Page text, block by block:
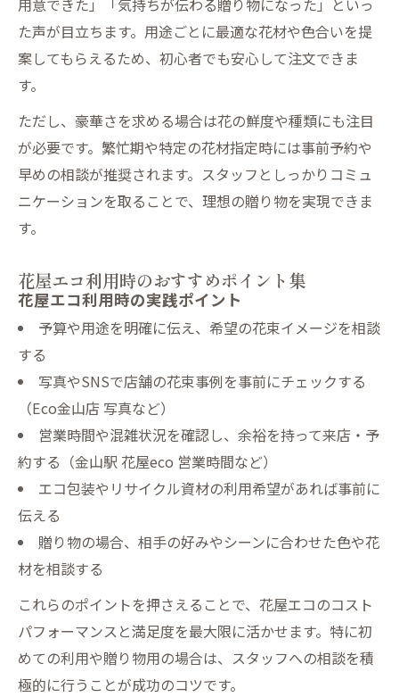
用意できた」「気持ちが伝わる贈り物になった」といっ
た声が目立ちます。用途ごとに最適な花材や色合いを提
案してもらえるため、初心者でも安心して注文できま
す。
ただし、豪華さを求める場合は花の鮮度や種類にも注目
が必要です。繁忙期や特定の花材指定時には事前予約や
早めの相談が推奨されます。スタッフとしっかりコミュ
ニケーションを取ることで、理想の贈り物を実現できま
す。
花屋エコ利用時のおすすめポイント集
花屋エコ利用時の実践ポイント
予算や用途を明確に伝え、希望の花束イメージを相談
する
写真やSNSで店舗の花束事例を事前にチェックする
（Eco金山店 写真など）
営業時間や混雑状況を確認し、余裕を持って来店・予
約する（金山駅 花屋eco 営業時間など）
エコ包装やリサイクル資材の利用希望があれば事前に
伝える
贈り物の場合、相手の好みやシーンに合わせた色や花
材を相談する
これらのポイントを押さえることで、花屋エコのコスト
パフォーマンスと満足度を最大限に活かせます。特に初
めての利用や贈り物用の場合は、スタッフへの相談を積
極的に行うことが成功のコツです。